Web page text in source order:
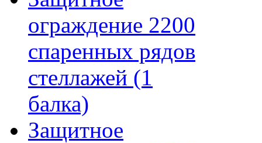
ограждение 2200
спаренных рядов
стеллажей (1
балка)
Защитное